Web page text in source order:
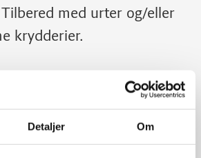
Detaljer Om
med urter og/eller
krydderier.